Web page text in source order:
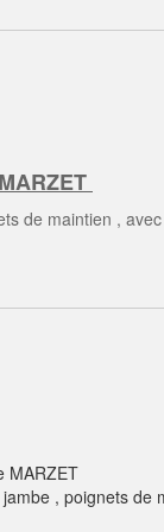
de maintien ,
MARZET
, poignets